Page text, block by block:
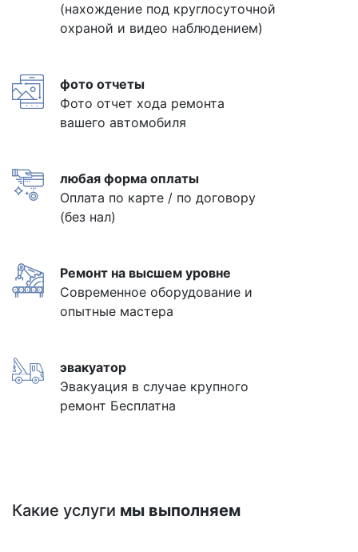
(нахождение под круглосуточной
охраной и видео наблюдением)
фото отчеты
Фото отчет хода ремонта
вашего автомобиля
любая форма оплаты
Оплата по карте / по договору
(без нал)
Ремонт на высшем уровне
Современное оборудование и
опытные мастера
эвакуатор
Эвакуация в случае крупного
ремонт Бесплатна
Какие услуги мы выполняем